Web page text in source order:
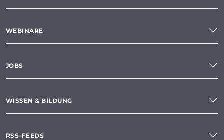
WEBINARE
JOBS
WISSEN & BILDUNG
RSS-FEEDS